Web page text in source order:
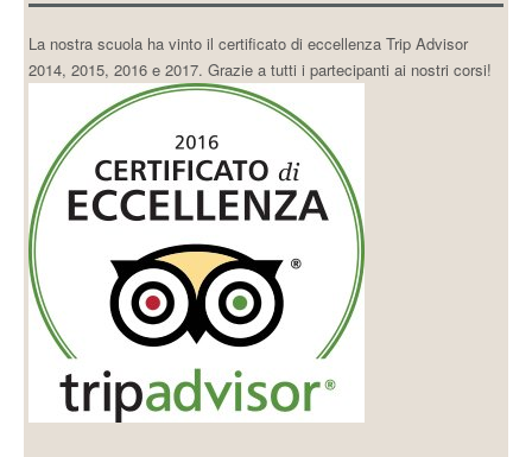
La nostra scuola ha vinto il certificato di eccellenza Trip Advisor
2014, 2015, 2016 e 2017. Grazie a tutti i partecipanti ai nostri corsi!